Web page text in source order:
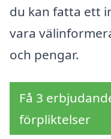
du kan fatta ett
vara
och pengar.
Få 3
förpliktelser